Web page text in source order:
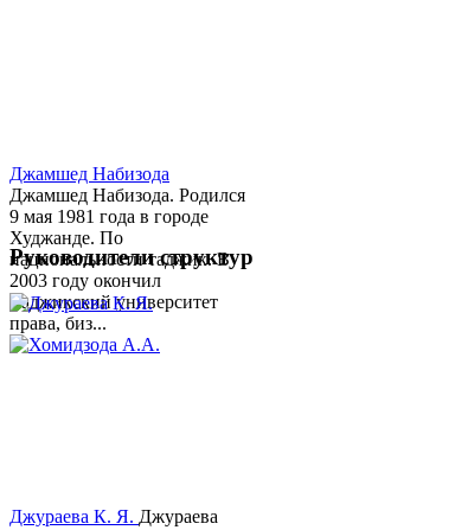
Джамшед Набизода
Джамшед Набизода. Родился
9 мая 1981 года в городе
Худжанде. По
национальности таджик. В
2003 году окончил
Таджикский университет
права, биз...
Руководители структур
Джураева К. Я. Джураева